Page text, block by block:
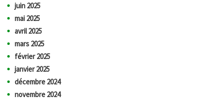
juin 2025
mai 2025
avril 2025
mars 2025
février 2025
janvier 2025
décembre 2024
novembre 2024